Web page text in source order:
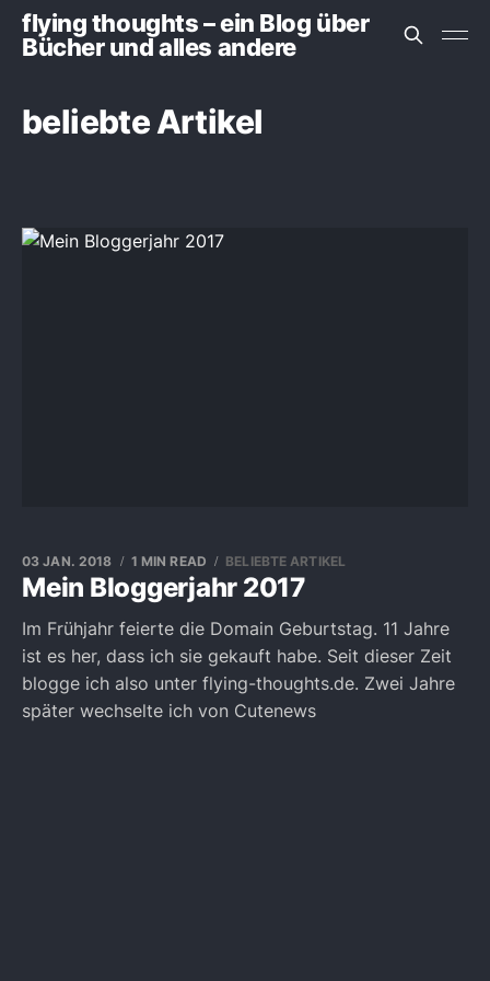
flying thoughts – ein Blog über
Bücher und alles andere
beliebte Artikel
Mein Bloggerjahr 2017
03 JAN. 2018 1 MIN READ BELIEBTE ARTIKEL
Im Frühjahr feierte die Domain Geburtstag. 11 Jahre
ist es her, dass ich sie gekauft habe. Seit dieser Zeit
blogge ich also unter flying-thoughts.de. Zwei Jahre
später wechselte ich von Cutenews